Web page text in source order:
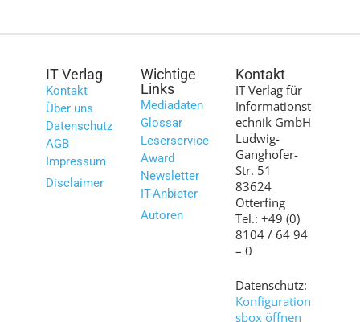
IT Verlag
Kontakt
Über uns
Datenschutz
AGB
Impressum
Disclaimer
Wichtige
Links
Mediadaten
Glossar
Leserservice
Award
Newsletter
IT-Anbieter
Autoren
Kontakt
IT Verlag für
Informationst
echnik GmbH
Ludwig-
Ganghofer-
Str. 51
83624
Otterfing
Tel.: +49 (0)
8104 / 64 94
– 0
Datenschutz:
Konfiguration
sbox öffnen